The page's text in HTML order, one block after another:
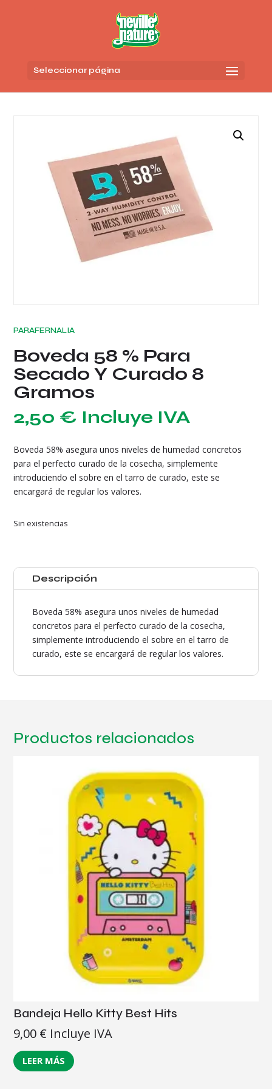
Seleccionar página
PARAFERNALIA
Boveda 58 % Para
Secado Y Curado 8
Gramos
2,50 € Incluye IVA
Boveda 58% asegura unos niveles de humedad concretos
para el perfecto curado de la cosecha, simplemente
introduciendo el sobre en el tarro de curado, este se
encargará de regular los valores.
Sin existencias
Descripción
Boveda 58% asegura unos niveles de humedad
concretos para el perfecto curado de la cosecha,
simplemente introduciendo el sobre en el tarro de
curado, este se encargará de regular los valores.
Productos relacionados
Bandeja Hello Kitty Best Hits
9,00 € Incluye IVA
LEER MÁS